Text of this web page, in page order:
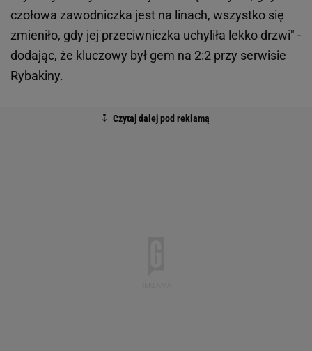
czołowa zawodniczka jest na linach, wszystko się
zmieniło, gdy jej przeciwniczka uchyliła lekko drzwi" -
dodając, że kluczowy był gem na 2:2 przy serwisie
Rybakiny.